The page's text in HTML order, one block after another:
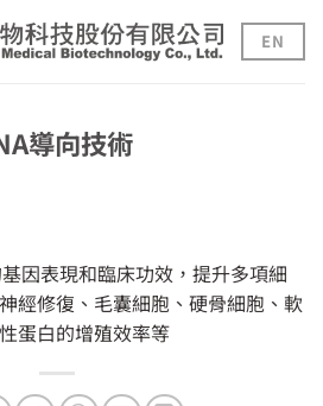
EN
導向技術
因表現和臨床功效，提升多項細
經修復、毛囊細胞、硬骨細胞、軟
蛋白的增殖效率等